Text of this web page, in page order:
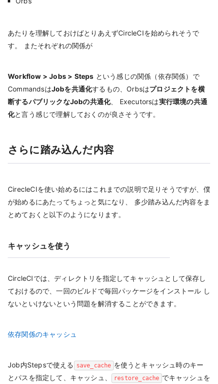
あたりを理解しておけばとりあえずCircleCIを始められそうで
す。 またそれぞれの関係が
Workflow > Jobs > Steps という感じの関係（依存関係）で
CommandsはJobを共通化するもの、Orbsはプロジェクトを横
断するパブリックなJobの共通化、 Executorsは実行環境の共通
化と言う感じで理解しておくのが良さそうです。
さらに踏み込んだ内容
CirecleCIを使い始めるにはこれまでの説明で足りそうですが、僕
が始めるにあたってちょっと気になり、 多少踏み込んだ内容をま
とめておくと以下のようになります。
キャッシュを使う
CircleCIでは、ディレクトリを指定してキャッシュとして保存し
ておけるので、一回のビルドで毎回パッケージをインストール し
ないといけないという問題を解消することができます。
依存関係のキャッシュ
Job内Stepsで使える save_cache を使うとキャッシュ時のキー
とパスを指定して、キャッシュ、
restore_cache でキャッシュを